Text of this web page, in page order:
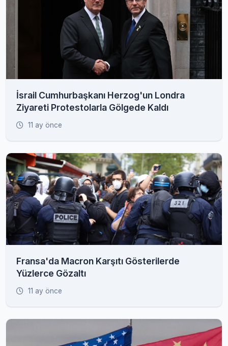
İsrail Cumhurbaşkanı Herzog'un Londra
Ziyareti Protestolarla Gölgede Kaldı
11 ay önce
Fransa'da Macron Karşıtı Gösterilerde
Yüzlerce Gözaltı
11 ay önce